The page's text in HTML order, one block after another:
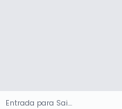
Entrada para Saigon Skydeck en la Torre Financiera Bitexco